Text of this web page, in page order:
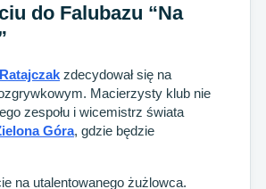
do Falubazu “Na
zdecydował się na
Macierzysty klub nie
zespołu i wicemistrz świata
Góra, gdzie będzie
na utalentowanego żużlowca.